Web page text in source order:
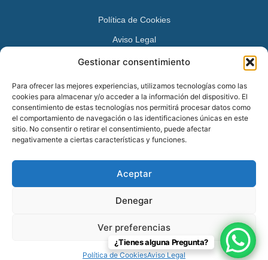
Gestionar consentimiento
Para ofrecer las mejores experiencias, utilizamos tecnologías como las
cookies para almacenar y/o acceder a la información del dispositivo. El
consentimiento de estas tecnologías nos permitirá procesar datos como
el comportamiento de navegación o las identificaciones únicas en este
sitio. No consentir o retirar el consentimiento, puede afectar
negativamente a ciertas características y funciones.
Aceptar
Denegar
Ver preferencias
Política de CookiesAviso Legal
Política de Cookies
Aviso Legal
Política de Privacidad
Avenida Juan XXIII 15 B 28224 – Pozuelo de Alarcón,
Madrid
Tel:+34 913527728
+34 669 83 48 45
info@psicologospozuelo.es
© 2026 Psicólogos Pozuelo en Pozuelo de Alarcón – 91 352 77 28.
Todos los derechos reservados.
¿Tienes alguna Pregunta?